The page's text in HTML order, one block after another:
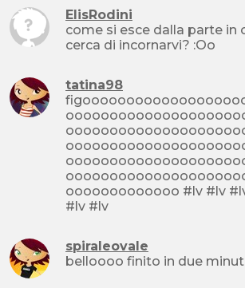
ElisRodini
come si esce dalla parte in
cerca di incornarvi? :Oo
tatina98
ooooooooooooo #lv #lv #lv #lv #lv #lv #lv
#lv #lv
spiraleovale
belloooo finito in due